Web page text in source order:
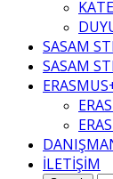
SASAM
SASAM
İLETİŞİM